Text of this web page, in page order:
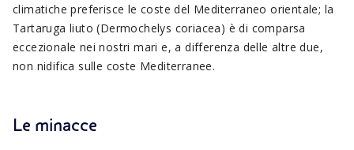
climatiche preferisce le coste del Mediterraneo orientale; la
Tartaruga liuto (Dermochelys coriacea) è di comparsa
eccezionale nei nostri mari e, a differenza delle altre due,
non nidifica sulle coste Mediterranee.
Le minacce